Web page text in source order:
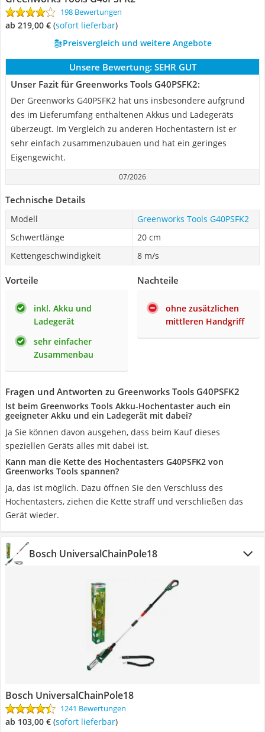
198 Bewertungen
ab 219,00 € ( Sofort lieferbar)
Preisvergleich und weitere Angebote
Unsere Bewertung: SEHR GUT
Unser Fazit für Greenworks Tools G40PSFK2:
Der Greenworks G40PSFK2 hat uns insbesondere aufgrund
des im Lieferumfang enthaltenen Akkus und Ladegeräts
überzeugt. Im Vergleich zu anderen Hochentastern ist er
sehr einfach zusammenzubauen und hat ein geringes
Eigengewicht.
07/2026
Technische Details
Modell
Greenworks Tools G40PSFK2
Schwertlänge
20 cm
Kettengeschwindigkeit
8 m/s
Vorteile
inkl. Akku und
Ladegerät
sehr einfacher
Zusammenbau
Nachteile
ohne zusätzlichen
mittleren Handgriff
Fragen und Antworten zu Greenworks Tools G40PSFK2
Ist beim Greenworks Tools Akku-Hochentaster auch ein
geeigneter Akku und ein Ladegerät mit dabei?
Ja Sie können davon ausgehen, dass beim Kauf dieses
speziellen Geräts alles mit dabei ist.
Kann man die Kette des Hochentasters G40PSFK2 von
Greenworks Tools spannen?
Ja, das ist möglich. Dazu öffnen Sie den Verschluss des
Hochentasters, ziehen die Kette straff und verschließen das
Gerät wieder.
Bosch UniversalChainPole18
Bosch UniversalChainPole18
1241 Bewertungen
ab 103,00 € ( Sofort lieferbar)